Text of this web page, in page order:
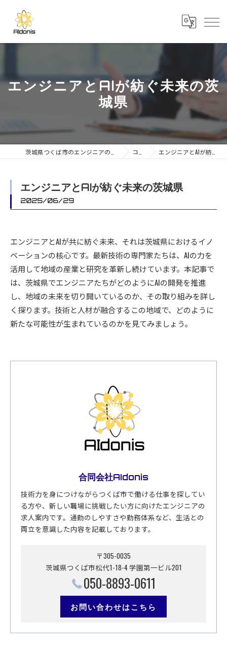
エンジニアとAIが紡ぐ未来の茨
城県
コラム エンジニアとAIが紡ぐ未来の茨城県
エンジニアとAIが紡ぐ未来の茨城県
2025/06/29
エンジニアとAIが共に紡ぐ未来、それは茨城県におけるイノ
ベーションの核心です。最新技術の専門家たちは、AIの力を
活用して地域の産業と研究を革新し続けています。本記事で
は、茨城県でエンジニアたちがどのようにAIの開発を推進
し、地域の未来を切り開いているのか、その取り組みを詳し
く探ります。技術と人材が融合するこの地域で、どのように
新たな可能性が生まれているのかを見てみましょう。
合同会社AIdonis
技術力を身につけながらつくば市で働ける仕事を探してい
る方や、新しい職場に挑戦したい方に向けたエンジニアの
求人案内です。通勤のしやすさや勤務体系など、生活との
両立を意識した内容を記載しております。
〒305-0035
茨城県つくば市松代1-18-4 学園第一ビル201
050-8893-0611
お問い合わせはこちら